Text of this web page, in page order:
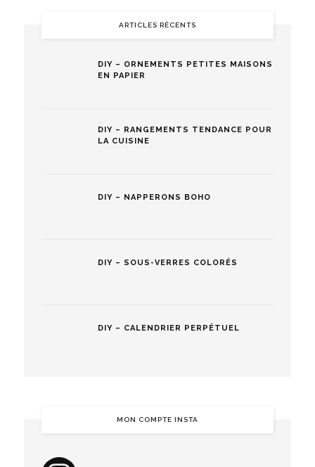
ARTICLES RÉCENTS
DIY – ORNEMENTS PETITES MAISONS
EN PAPIER
DIY – RANGEMENTS TENDANCE POUR
LA CUISINE
DIY – NAPPERONS BOHO
DIY – SOUS-VERRES COLORÉS
DIY – CALENDRIER PERPÉTUEL
MON COMPTE INSTA